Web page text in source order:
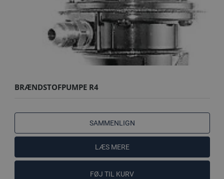
BRÆNDSTOFPUMPE R4
SAMMENLIGN
LÆS MERE
FØJ TIL KURV